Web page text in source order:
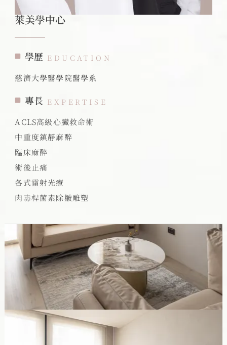
萊美學中心
學歷 EDUCATION
慈濟大學醫學院醫學系
專長 EXPERTISE
ACLS高級心臟救命術
中重度鎮靜麻醉
臨床麻醉
術後止痛
各式雷射光療
肉毒桿菌素除皺雕塑